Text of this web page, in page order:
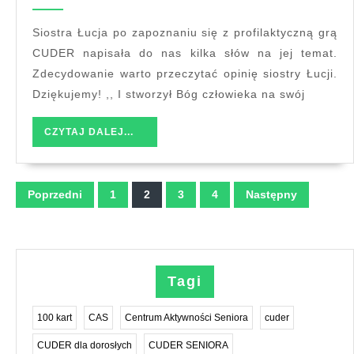
Bóg
człowieka
swój
obraz…”
Siostra Łucja po zapoznaniu się z profilaktyczną grą
CUDER napisała do nas kilka słów na jej temat.
Zdecydowanie warto przeczytać opinię siostry Łucji.
Dziękujemy! ,, I stworzył Bóg człowieka na swój
CZYTAJ DALEJ...
DALEJ...
Stronicowanie
wpisów
Poprzedni 1 2 3 4 Następny
Tagi
100 kart CAS Centrum Aktywności Seniora cuder
CUDER dla dorosłych CUDER SENIORA